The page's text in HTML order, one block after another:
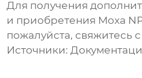
Для получения
и приобретения Moxa
пожалуйста, свяжитесь
Источники: